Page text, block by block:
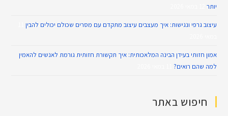
יותר
עיצוב גרפי ונגישות: איך מעצבים עיצוב מתקדם עם מסרים שכולם יכולים להבין
אמון חזותי בעידן הבינה המלאכותית: איך תקשורת חזותית גורמת לאנשים להאמין
למה שהם רואים?
חיפוש באתר